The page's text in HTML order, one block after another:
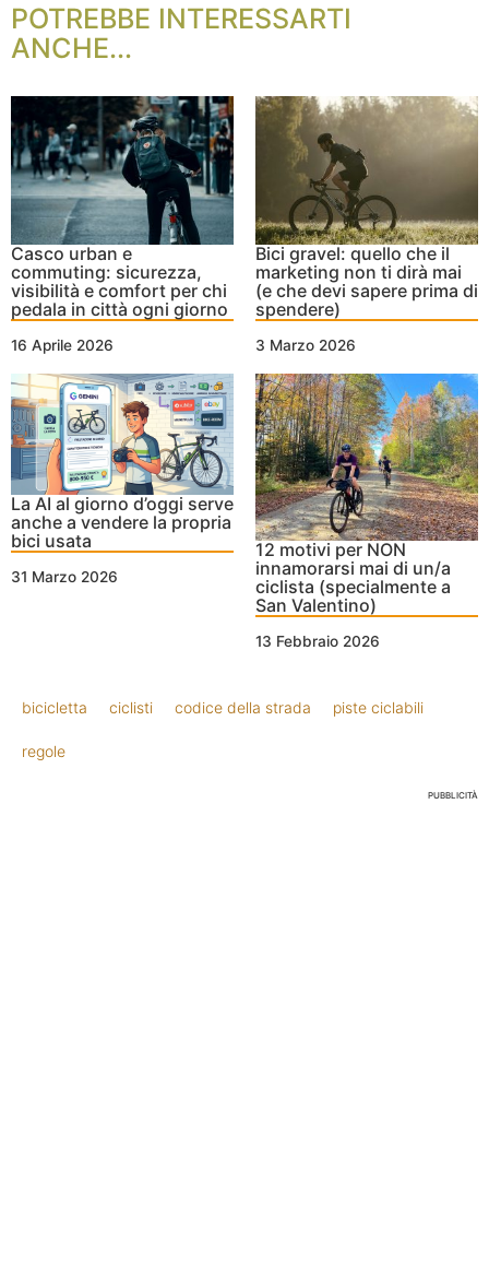
POTREBBE INTERESSARTI
ANCHE...
Casco urban e
commuting: sicurezza,
visibilità e comfort per chi
pedala in città ogni giorno
16 Aprile 2026
Bici gravel: quello che il
marketing non ti dirà mai
(e che devi sapere prima di
spendere)
3 Marzo 2026
La AI al giorno d’oggi serve
anche a vendere la propria
bici usata
31 Marzo 2026
12 motivi per NON
innamorarsi mai di un/a
ciclista (specialmente a
San Valentino)
13 Febbraio 2026
bicicletta ciclisti codice della strada piste ciclabili
regole
PUBBLICITÀ